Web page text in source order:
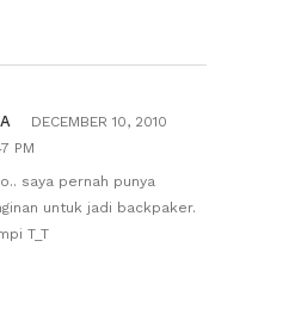
DECEMBER 10, 2010
PM
saya pernah punya
untuk jadi backpaker.
T_T